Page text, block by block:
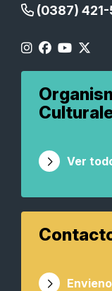
(0387)
Ver